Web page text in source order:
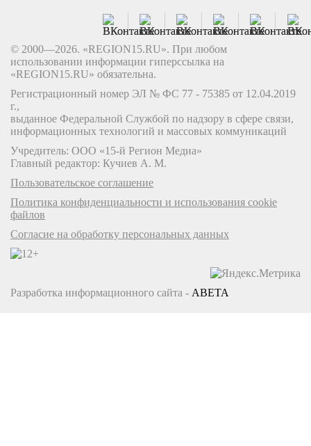
© 2000—2026. «REGION15.RU». При любом
использовании информации гиперссылка на
«REGION15.RU» обязательна.
Регистрационный номер ЭЛ № ФС 77 - 75385 от 12.04.2019
г.,
выданное Федеральной Службой по надзору в сфере связи,
информационных технологий и массовых коммуникаций
Учредитель: ООО «15-й Регион Медиа»
Главный редактор: Кучиев А. М.
Пользовательское соглашение
Политика конфиденциальности и использования cookie
файлов
Согласие на обработку персональных данных
Разработка информационного сайта - ABETA